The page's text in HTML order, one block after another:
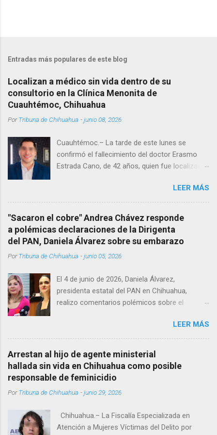
Entradas más populares de este blog
Localizan a médico sin vida dentro de su
consultorio en la Clínica Menonita de
Cuauhtémoc, Chihuahua
PorTribuna de Chihuahua -junio 08, 2026
Cuauhtémoc.– La tarde de este lunes se
confirmó el fallecimiento del doctor Erasmo
Estrada Cano, de 42 años, quien fue localizado
Menonita, ubicada en el kilómetro 10 del
Corredor Comercial. Según reportes el médico
se habría quitado la vida mientras permanecía
encerrado en el consultorio, por lo que
autoridades tuvieron que derribar la puerta,
Estrada, quien se desempeñó como presidente
un médico reconocido en la región.
LEER MÁS
"Sacaron el cobre" Andrea Chávez responde
a polémicas declaraciones de la Dirigenta
del PAN, Daniela Álvarez sobre su embarazo
PorTribuna de Chihuahua -junio 05, 2026
El 4 de junio de 2026, Daniela Álvarez,
presidenta estatal del PAN en Chihuahua,
realizo comentarios polémicos sobre el
Chávez. “acuérdense que su bebé está por
nacer”, expresó al ser cuestionada sobre si la
retaría a tomarse una foto en un restaurante
de Texas como una prueba de que si cuenta
con VISA Álvarez añadió: “Yo no sé dónde irá a
emociones fuertes, ¿Qué tal si se le ocurre que
cruzar y luego le den un susto, y pues la
criatura se adelante o algo?, yo creo que tendrá
LEER MÁS
Arrestan al hijo de agente ministerial
hallada sin vida en Chihuahua como posible
responsable de feminicidio
PorTribuna de Chihuahua -junio 29, 2026
Chihuahua.– La Fiscalía Especializada en
Atención a Mujeres Víctimas del Delito por